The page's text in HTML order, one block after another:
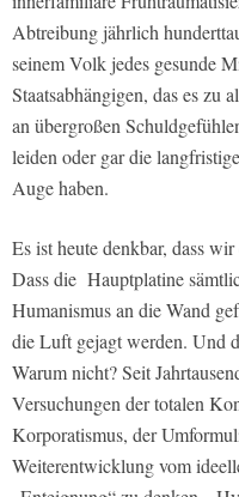
Abtreibung jährlich
seinem Volk jedes gesunde
Staatsabhängigen, das es zu
an übergroßen
leiden oder gar die
Auge haben.
Es ist heute denkbar, dass
Dass die Hauptplatine
Humanismus an die Wand
die Luft gejagt werden. Und
Warum nicht? Seit
Versuchungen der totalen
Korporatismus, der
Weiterentwicklung vom